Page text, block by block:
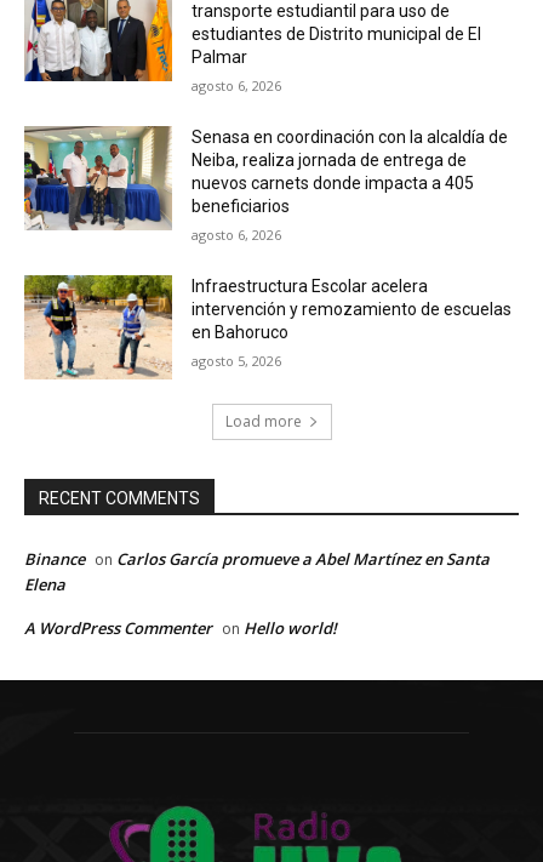
transporte estudiantil para uso de
estudiantes de Distrito municipal de El
Palmar
agosto 6, 2026
Senasa en coordinación con la alcaldía de
Neiba, realiza jornada de entrega de
nuevos carnets donde impacta a 405
beneficiarios
agosto 6, 2026
Infraestructura Escolar acelera
intervención y remozamiento de escuelas
en Bahoruco
agosto 5, 2026
Load more
RECENT COMMENTS
Binance on Carlos García promueve a Abel Martínez en Santa
Elena
A WordPress Commenter on Hello world!